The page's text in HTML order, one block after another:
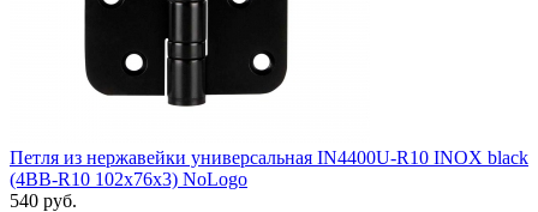
Петля из нержавейки универсальная IN4400U-R10 INOX black
(4BB-R10 102х76х3) NoLogo
540 руб.